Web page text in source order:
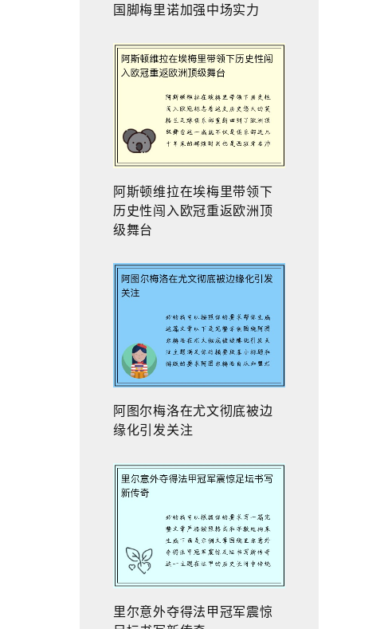
国脚梅里诺加强中场实力
阿斯顿维拉在埃梅里带领下
历史性闯入欧冠重返欧洲顶
级舞台
阿图尔梅洛在尤文彻底被边
缘化引发关注
里尔意外夺得法甲冠军震惊